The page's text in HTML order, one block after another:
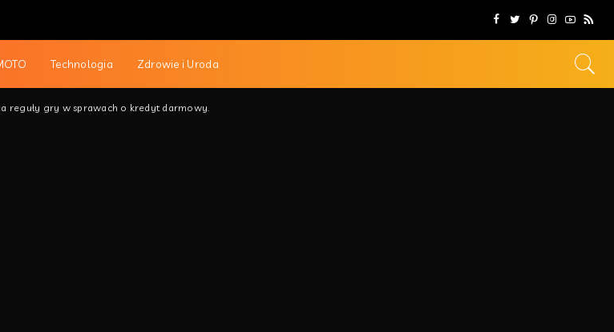
Technologia Zdrowie i Uroda
reguły gry w sprawach o kredyt darmowy.